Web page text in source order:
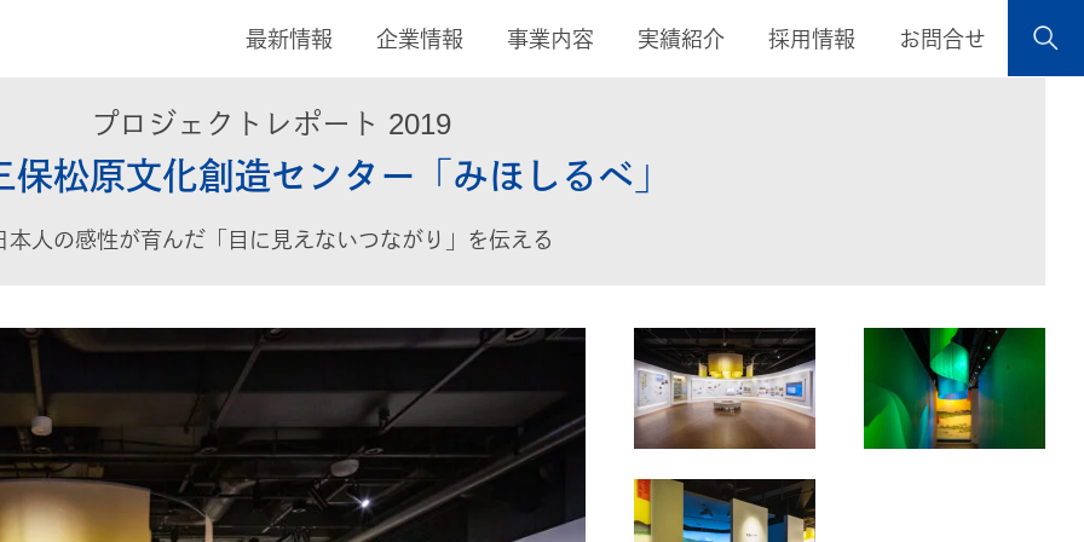
最新情報 企業情報 事業内容 実績紹介 採用情報 お問合せ
プロジェクトレポート 2019
保松原文化創造センター「みほしるべ」
本人の感性が育んだ「目に見えないつながり」を伝える